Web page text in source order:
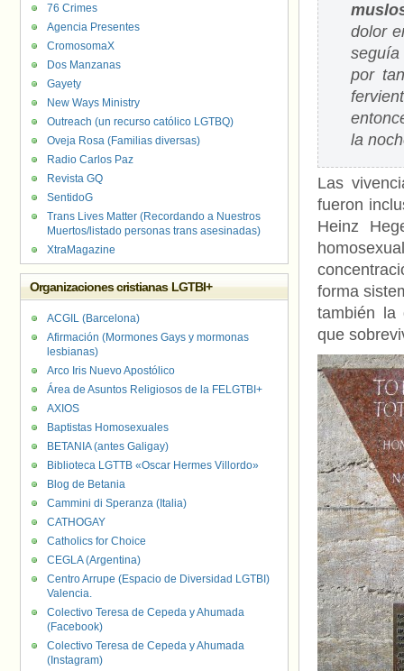
dolor
seguía
por
la
Las
fueron
Heinz
forma
también la
que
76 Crimes
Agencia Presentes
CromosomaX
Dos Manzanas
Gayety
New Ways Ministry
Outreach (un recurso católico LGTBQ)
Oveja Rosa (Familias diversas)
Radio Carlos Paz
Revista GQ
SentidoG
Trans Lives Matter (Recordando a Nuestros
Muertos/listado personas trans asesinadas)
XtraMagazine
Organizaciones cristianas LGTBI+
ACGIL (Barcelona)
Afirmación (Mormones Gays y mormonas
lesbianas)
Arco Iris Nuevo Apostólico
Área de Asuntos Religiosos de la FELGTBI+
AXIOS
Baptistas Homosexuales
BETANIA (antes Galigay)
Biblioteca LGTTB «Oscar Hermes Villordo»
Blog de Betania
Cammini di Speranza (Italia)
CATHOGAY
Catholics for Choice
CEGLA (Argentina)
Centro Arrupe (Espacio de Diversidad LGTBI)
Valencia.
Colectivo Teresa de Cepeda y Ahumada
(Facebook)
Colectivo Teresa de Cepeda y Ahumada
(Instagram)